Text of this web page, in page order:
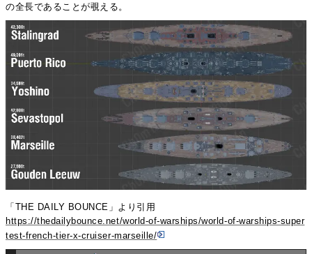
の全長であることが覗える。
「THE DAILY BOUNCE」より引用
https://thedailybounce.net/world-of-warships/world-of-warships-super
test-french-tier-x-cruiser-marseille/